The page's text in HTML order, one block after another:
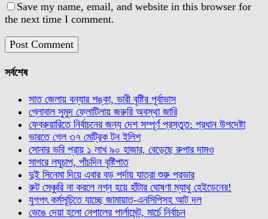
Save my name, email, and website in this browser for
the next time I comment.
সর্বশেষ
সাত জেলায় বন্যার শঙ্কা, ভারী বৃষ্টির পূর্বাভাস
গ্লোবাল সুমুদ ফ্লোটিলায় জরুরি অবস্থা জারি
ফেব্রুয়ারিতে নির্বাচনের জন্য দেশ সম্পূর্ণ প্রস্তুত: প্রধান উপদেষ্টা
ভারতে গেল ৩৭ মেট্রিক টন ইলিশ
সোনার ভরি প্রায় ১ লাখ ৯০ হাজার, বেড়েছে রুপার দামও
সাগরে লঘুচাপ, পাঁচদিন বৃষ্টিপাত
দুই সিনেমা দিয়ে এবার বড় পর্দায় যাত্রা শুরু প্রভার
রুট সেঞ্চুরি না করলে নগ্ন হয়ে হাঁটার ঘোষণা ম্যাথু হেইডেনের!
যুগপৎ কর্মসূচিতে যাচ্ছে জামায়াত-এনসিপিসহ আট দল
ভেঙে দেয়া হলো নেপালের পার্লামেন্ট, মার্চে নির্বাচন